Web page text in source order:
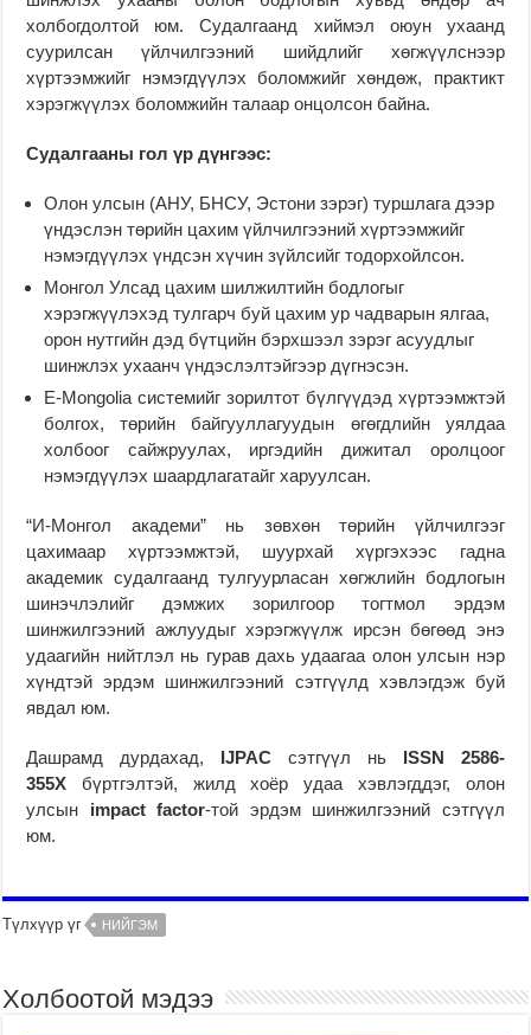
холбогдолтой юм. Судалгаанд хиймэл оюун ухаанд
суурилсан үйлчилгээний шийдлийг хөгжүүлснээр
хүртээмжийг нэмэгдүүлэх боломжийг хөндөж, практикт
хэрэгжүүлэх боломжийн талаар онцолсон байна.
Судалгааны гол үр дүнгээс:
Олон улсын (АНУ, БНСУ, Эстони зэрэг) туршлага дээр
үндэслэн төрийн цахим үйлчилгээний хүртээмжийг
нэмэгдүүлэх үндсэн хүчин зүйлсийг тодорхойлсон.
Монгол Улсад цахим шилжилтийн бодлогыг
хэрэгжүүлэхэд тулгарч буй цахим ур чадварын ялгаа,
орон нутгийн дэд бүтцийн бэрхшээл зэрэг асуудлыг
шинжлэх ухаанч үндэслэлтэйгээр дүгнэсэн.
E-Mongolia системийг зорилтот бүлгүүдэд хүртээмжтэй
болгох, төрийн байгууллагуудын өгөгдлийн уялдаа
холбоог сайжруулах, иргэдийн дижитал оролцоог
нэмэгдүүлэх шаардлагатайг харуулсан.
“И-Монгол академи” нь зөвхөн төрийн үйлчилгээг
цахимаар хүртээмжтэй, шуурхай хүргэхээс гадна
академик судалгаанд тулгуурласан хөгжлийн бодлогын
шинэчлэлийг дэмжих зорилгоор тогтмол эрдэм
шинжилгээний ажлуудыг хэрэгжүүлж ирсэн бөгөөд энэ
удаагийн нийтлэл нь гурав дахь удаагаа олон улсын нэр
хүндтэй эрдэм шинжилгээний сэтгүүлд хэвлэгдэж буй
явдал юм.
Дашрамд дурдахад, IJPAC сэтгүүл нь ISSN 2586-
355X бүртгэлтэй, жилд хоёр удаа хэвлэгддэг, олон
улсын impact factor-той эрдэм шинжилгээний сэтгүүл
юм.
Түлхүүр үг НИЙГЭМ
Холбоотой мэдээ